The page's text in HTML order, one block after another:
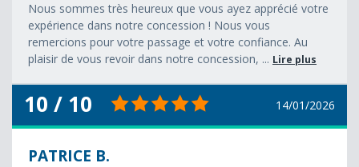
Nous sommes très heureux que vous ayez apprécié votre
expérience dans notre concession ! Nous vous
remercions pour votre passage et votre confiance. Au
plaisir de vous revoir dans notre concession, ... Lire plus
10 / 10 14/01/2026
PATRICE B.